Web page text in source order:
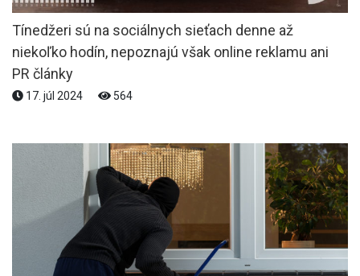
Tínedžeri sú na sociálnych sieťach denne až
niekoľko hodín, nepoznajú však online reklamu ani
PR články
17. júl 2024 564